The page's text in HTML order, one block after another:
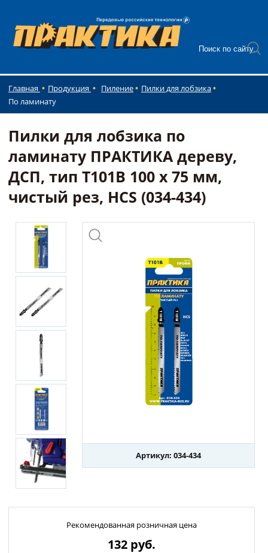
Главная Продукция Пиление
Пилки для лобзика
По ламинату
Пилки для лобзика по
ламинату ПРАКТИКА дереву,
ДСП, тип T101B 100 х 75 мм,
чистый рез, HCS (034-434)
Артикул: 034-434
Рекомендованная розничная цена
132 руб.